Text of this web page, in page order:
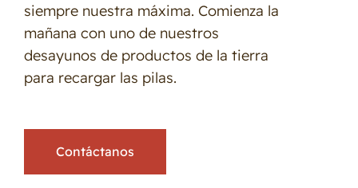
siempre nuestra máxima. Comienza la
mañana con uno de nuestros
desayunos de productos de la tierra
para recargar las pilas.
Contáctanos